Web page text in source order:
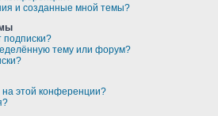
и созданные мной темы?
подписки?
тему или форум?
этой конференции?